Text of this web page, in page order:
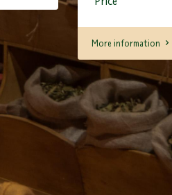
More information